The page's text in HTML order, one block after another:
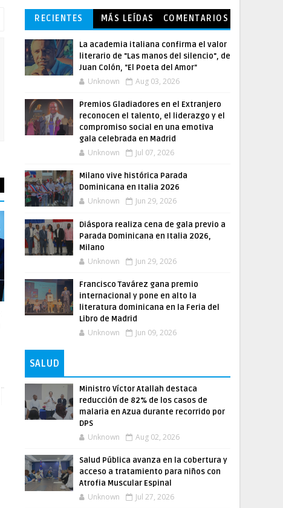
RECIENTES MÁS LEÍDAS COMENTARIOS
La academia italiana confirma el valor
literario de "Las manos del silencio", de
Juan Colón, "El Poeta del Amor"
Unknown Aug 03, 2026
Premios Gladiadores en el Extranjero
reconocen el talento, el liderazgo y el
compromiso social en una emotiva
gala celebrada en Madrid
Unknown Jul 07, 2026
Milano vive histórica Parada
Dominicana en Italia 2026
Unknown Jun 29, 2026
Diáspora realiza cena de gala previo a
Parada Dominicana en Italia 2026,
Milano
Unknown Jun 29, 2026
Francisco Tavárez gana premio
internacional y pone en alto la
literatura dominicana en la Feria del
Libro de Madrid
Unknown Jun 09, 2026
SALUD
Ministro Víctor Atallah destaca
reducción de 82% de los casos de
malaria en Azua durante recorrido por
DPS
Unknown Aug 02, 2026
Salud Pública avanza en la cobertura y
acceso a tratamiento para niños con
Atrofia Muscular Espinal
Unknown Jul 27, 2026